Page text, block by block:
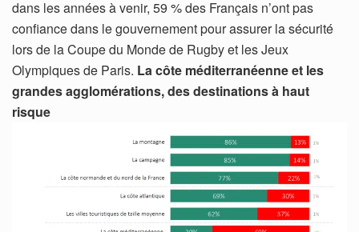
dans les années à venir, 59 % des Français n’ont pas
confiance dans le gouvernement pour assurer la sécurité
lors de la Coupe du Monde de Rugby et les Jeux
Olympiques de Paris. La côte méditerranéenne et les
grandes agglomérations, des destinations à haut
risque